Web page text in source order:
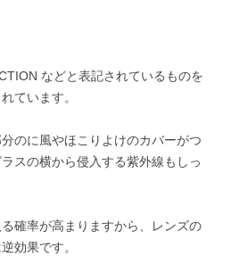
などと表記されているものを
ています。
のに風やほこりよけのカバーがつ
スの横から侵入する紫外線もしっ
確率が高まりますから、レンズの
効果です。